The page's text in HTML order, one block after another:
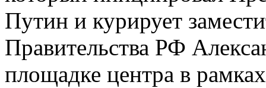
Путин и курирует
Правительства РФ
площадке центра в